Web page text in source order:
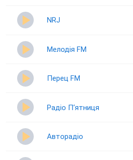
NRJ
Мелодія FM
Перец FM
Радіо П‘ятниця
Авторадіо